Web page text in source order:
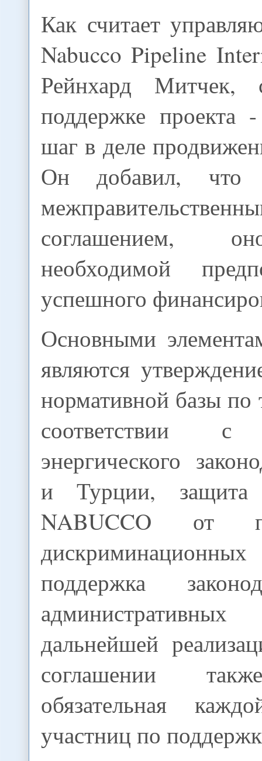
Как считает
Nabucco Pipeline
Рейнхард Митчек,
поддержке проекта
шаг в деле
Он добавил, что
соглашением,
необходимой
успешного
Основными
являются
нормативной базы по
соответствии с
энергического
и Турции, защита
NABUCCO от
поддержка
дальнейшей
соглашении
обязательная
участниц по